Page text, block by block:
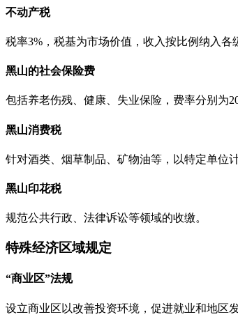
不动产税
税率3%，税基为市场价值，收入按比例纳入各
黑山的社会保险费
包括养老伤残、健康、失业保险，费率分别为
黑山消费税
针对酒类、烟草制品、矿物油等，以特定单位计
黑山印花税
规范公共行政、法律诉讼等领域的收缴。
特殊经济区域规定
“商业区”法规
设立商业区以改善投资环境，促进就业和地区